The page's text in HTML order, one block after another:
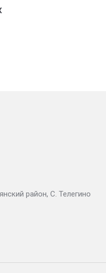
район, С. Телегино